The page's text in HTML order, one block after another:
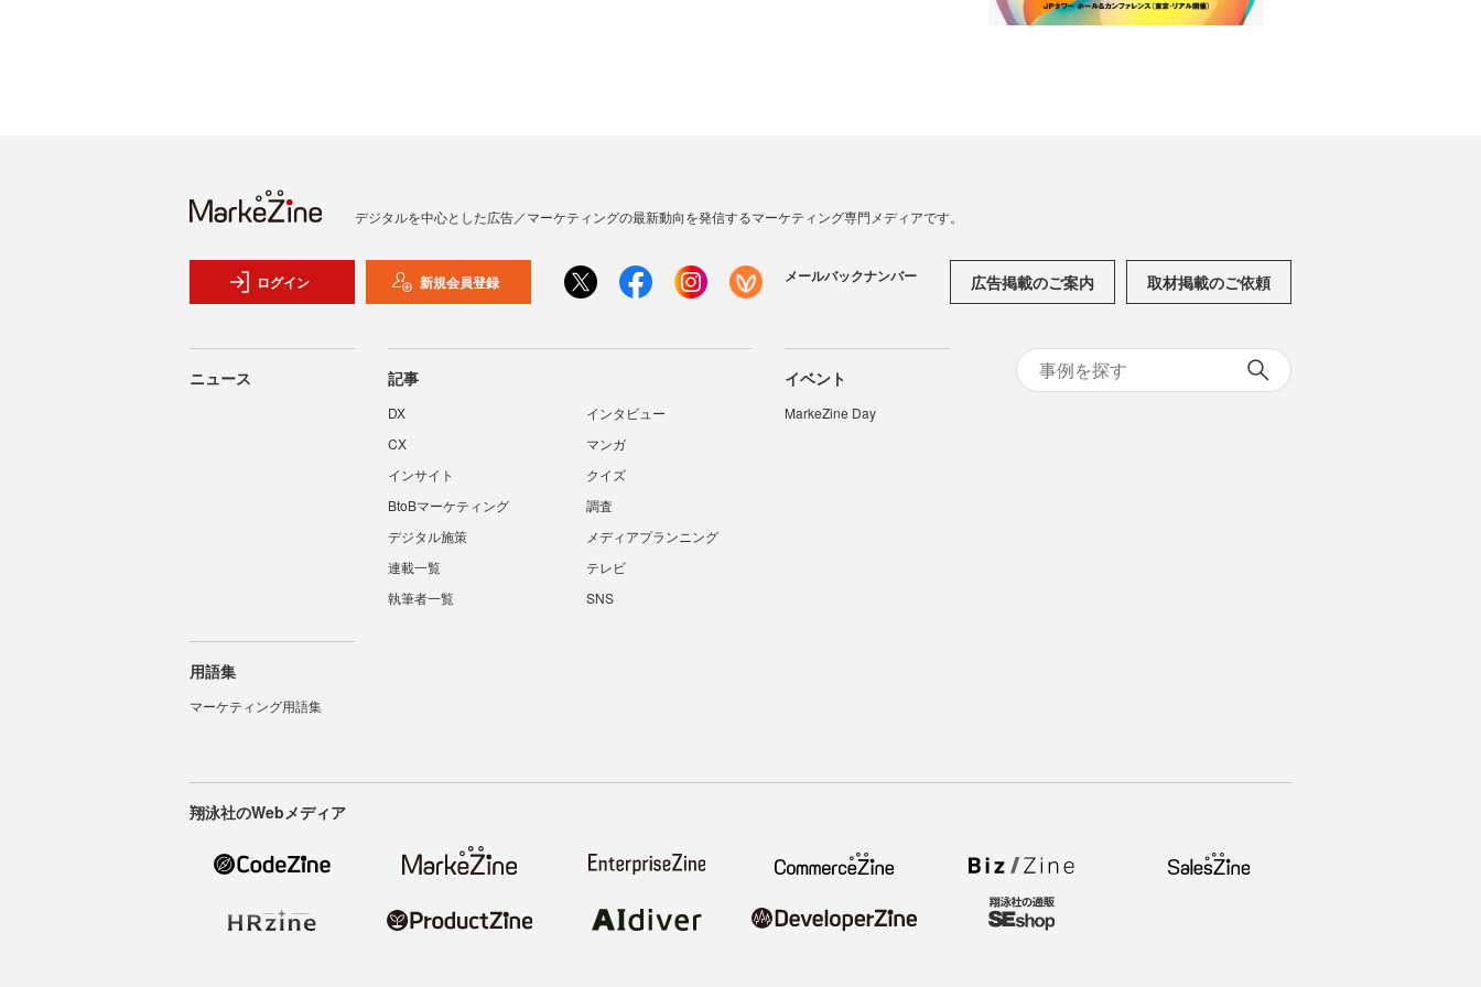
デジタルを中心とした広告／マーケティングの最新動向を発信するマーケティング専門メディアです。
ログイン 新規会員登録 メールバックナンバー 広告掲載のご案内 取材掲載のご依頼
ニュース 記事
DX
インタビュー
CX
マンガ
インサイト
クイズ
BtoBマーケティング
調査
デジタル施策
メディアプランニング
連載一覧
テレビ
執筆者一覧
SNS
イベント
MarkeZine Day
用語集
マーケティング用語集
翔泳社のWebメディア